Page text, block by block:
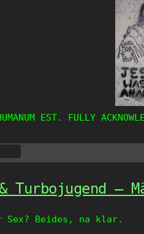
EST. FULLY
& Turbojugend –
Sex? Beides, na klar.